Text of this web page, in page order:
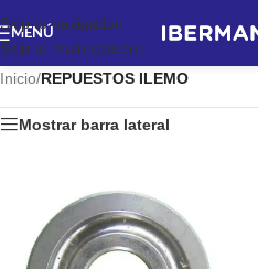
Skip to navigation
Skip to main content
MENÚ
Inicio/REPUESTOS ILEMO
Mostrar barra lateral